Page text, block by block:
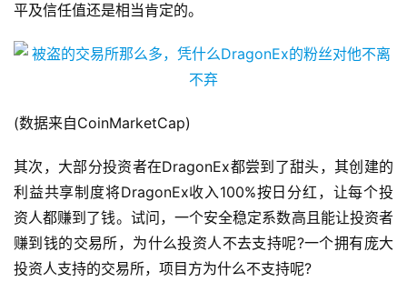
平及信任值还是相当肯定的。
(数据来自CoinMarketCap)
其次，大部分投资者在DragonEx都尝到了甜头，其创建的
利益共享制度将DragonEx收入100%按日分红，让每个投
资人都赚到了钱。试问，一个安全稳定系数高且能让投资者
赚到钱的交易所，为什么投资人不去支持呢?一个拥有庞大
投资人支持的交易所，项目方为什么不支持呢?